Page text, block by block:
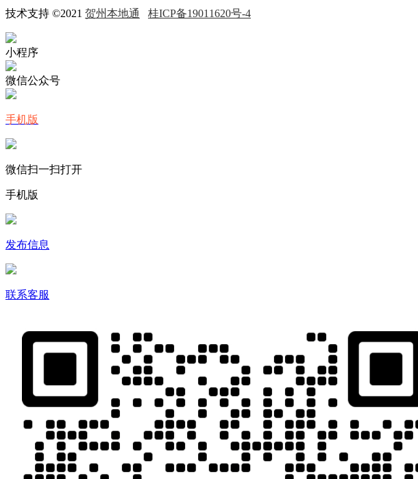
技术支持 ©2021 贺州本地通 桂ICP备19011620号-4
小程序
微信公众号
手机版
微信扫一扫打开
手机版
发布信息
联系客服